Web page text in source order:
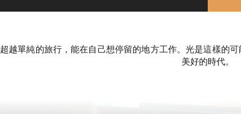
超越單純的旅行，能在自己想停留的地方工作。光是這樣的
美好的時代。